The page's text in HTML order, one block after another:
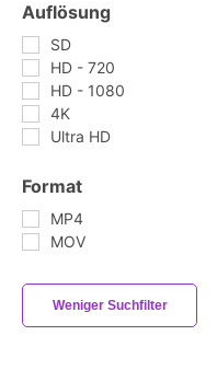
Auflösung
SD
HD - 720
HD - 1080
4K
Ultra HD
Format
MP4
MOV
Weniger Suchfilter